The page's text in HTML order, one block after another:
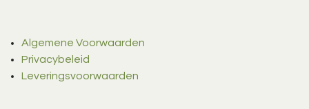
Algemene Voorwaarden
Privacybeleid
Leveringsvoorwaarden